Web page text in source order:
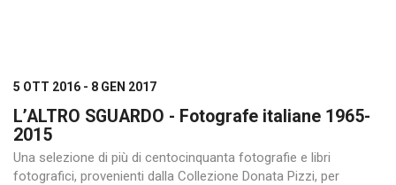
5 OTT 2016 - 8 GEN 2017
L’ALTRO SGUARDO - Fotografe italiane 1965-
2015
Una selezione di più di centocinquanta fotografie e libri
fotografici, provenienti dalla Collezione Donata Pizzi, per